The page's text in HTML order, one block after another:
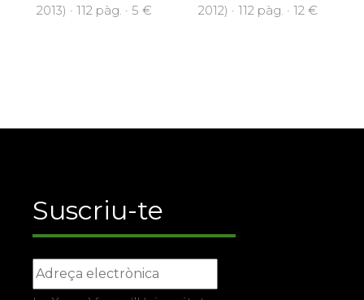
2013) · 112 pàg. · 5 €
2012) · 112 pàg. · 12 €
Suscriu-te